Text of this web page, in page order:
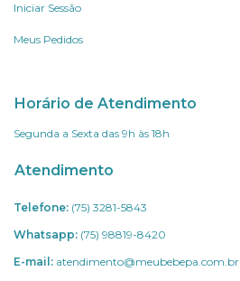
Iniciar Sessão
Meus Pedidos
Horário de Atendimento
Segunda a Sexta das 9h às 18h
Atendimento
Telefone: (75) 3281-5843
Whatsapp: (75) 98819-8420
E-mail: atendimento@meubebepa.com.br